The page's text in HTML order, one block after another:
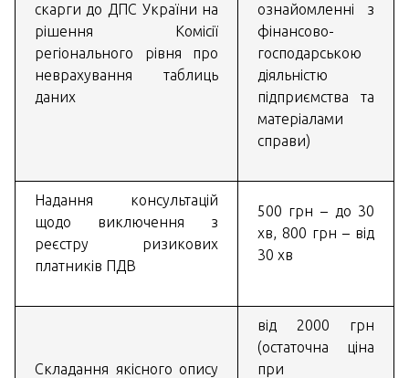
скарги до ДПС України на
рішення Комісії
регіонального рівня про
неврахування таблиць
даних
ознайомленні з
фінансово-
господарською
діяльністю
підприємства та
матеріалами
справи)
Надання консультацій
щодо виключення з
реєстру ризикових
платників ПДВ
500 грн – до 30
хв, 800 грн – від
30 хв
Складання якісного опису
від 2000 грн
(остаточна ціна
при